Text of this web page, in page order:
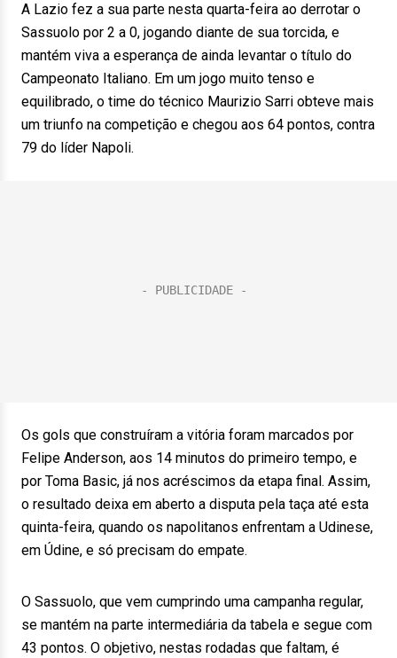
A Lazio fez a sua parte nesta quarta-feira ao derrotar o
Sassuolo por 2 a 0, jogando diante de sua torcida, e
mantém viva a esperança de ainda levantar o título do
Campeonato Italiano. Em um jogo muito tenso e
equilibrado, o time do técnico Maurizio Sarri obteve mais
um triunfo na competição e chegou aos 64 pontos, contra
79 do líder Napoli.
Os gols que construíram a vitória foram marcados por
Felipe Anderson, aos 14 minutos do primeiro tempo, e
por Toma Basic, já nos acréscimos da etapa final. Assim,
o resultado deixa em aberto a disputa pela taça até esta
quinta-feira, quando os napolitanos enfrentam a Udinese,
em Údine, e só precisam do empate.
O Sassuolo, que vem cumprindo uma campanha regular,
se mantém na parte intermediária da tabela e segue com
43 pontos. O objetivo, nestas rodadas que faltam, é